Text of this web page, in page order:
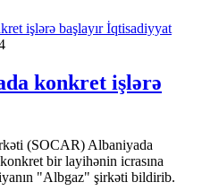
İqtisadiyyat
konkret işlərə
(SOCAR) Albaniyada
bir layihənin icrasına
"Albgaz" şirkəti bildirib.